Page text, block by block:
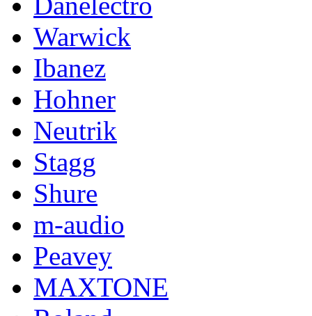
Warwick
Ibanez
Hohner
Neutrik
Stagg
Shure
m-audio
Peavey
MAXTONE